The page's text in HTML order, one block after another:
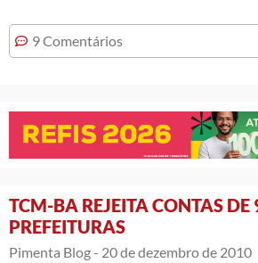
9 Comentários
TCM-BA REJEITA CONTAS DE
PREFEITURAS
Pimenta Blog - 20 de dezembro de 2010